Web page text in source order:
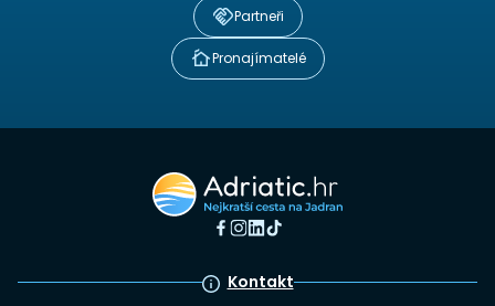
Partneři
Pronajímatelé
Kontakt